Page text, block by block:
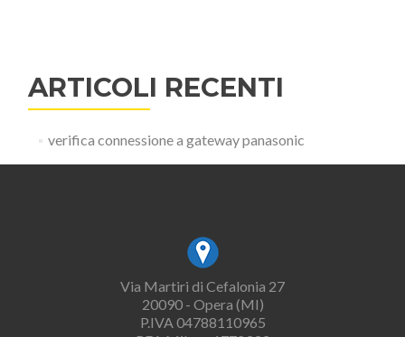
ARTICOLI RECENTI
verifica connessione a gateway panasonic
Via Martiri di Cefalonia 27
20090 - Opera (MI)
P.IVA 04788110965